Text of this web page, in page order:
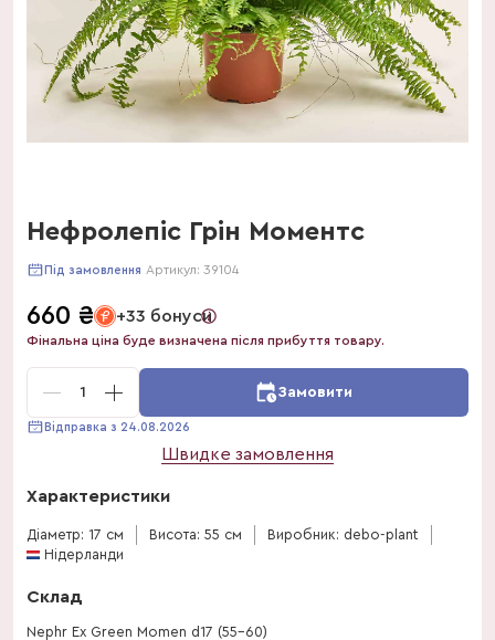
Нефролепіс Грін Моментс
Під замовлення Артикул: 39104
660 ₴ +33 бонуси
Фінальна ціна буде визначена після прибуття товару.
1 Замовити
Відправка з 24.08.2026
Швидке замовлення
Характеристики
Діаметр: 17 см Висота: 55 см
Виробник: debo-plant
Нідерланди
Склад
Nephr Ex Green Momen d17 (55-60)